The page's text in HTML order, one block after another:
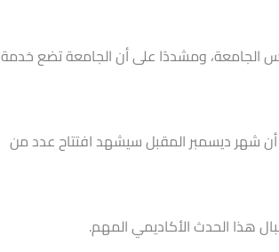
الجامعة، ومشددًا على أن الجامعة تضع خدمة
شريف صالح أبرز الإنجازات والفعاليات التي شهدها شهر نوفمبر 2025، مشيرًا إلى أن شهر ديسمبر المقبل سيشهد افتتاح عدد من
هذا الحدث الأكاديمي المهم.